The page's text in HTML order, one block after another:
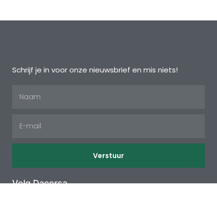
Schrijf je in voor onze nieuwsbrief en mis niets!
Verstuur
Volg Dacorsa